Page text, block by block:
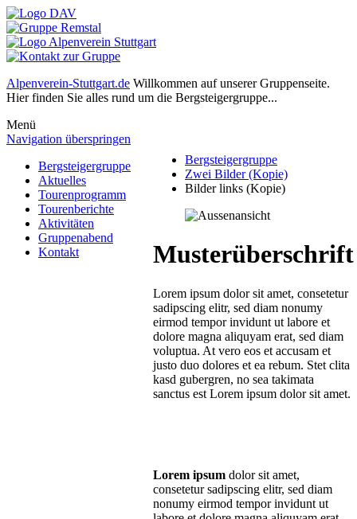
Alpenverein-Stuttgart.de Willkommen auf unserer Gruppenseite.
Hier finden Sie alles rund um die Bergsteigergruppe...
Menü
Navigation überspringen
Bergsteigergruppe
Aktuelles
Tourenprogramm
Tourenberichte
Aktivitäten
Gruppenabend
Kontakt
Bergsteigergruppe
Zwei Bilder (Kopie)
Bilder links (Kopie)
Musterüberschrift
Lorem ipsum dolor sit amet, consetetur
sadipscing elitr, sed diam nonumy
eirmod tempor invidunt ut labore et
dolore magna aliquyam erat, sed diam
voluptua. At vero eos et accusam et
justo duo dolores et ea rebum. Stet clita
kasd gubergren, no sea takimata
sanctus est Lorem ipsum dolor sit amet.
Lorem ipsum dolor sit amet,
consetetur sadipscing elitr, sed diam
nonumy eirmod tempor invidunt ut